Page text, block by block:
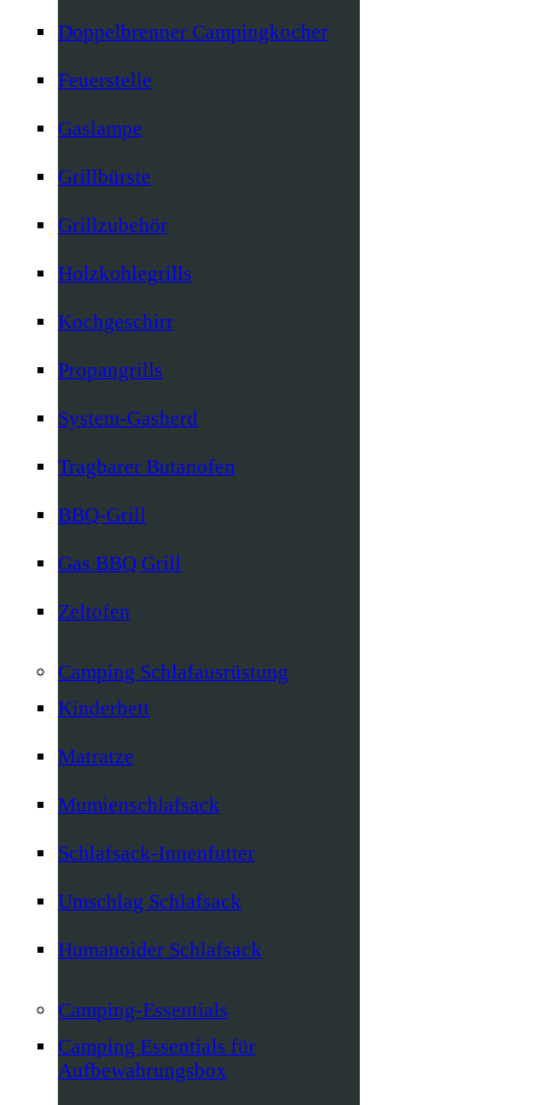
Doppelbrenner Campingkocher
Feuerstelle
Gaslampe
Grillbürste
Grillzubehör
Holzkohlegrills
Kochgeschirr
Propangrills
System-Gasherd
Tragbarer Butanofen
BBQ-Grill
Gas BBQ Grill
Zeltofen
Camping Schlafausrüstung
Kinderbett
Matratze
Mumienschlafsack
Schlafsack-Innenfutter
Umschlag Schlafsack
Humanoider Schlafsack
Camping-Essentials
Camping Essentials für
Aufbewahrungsbox